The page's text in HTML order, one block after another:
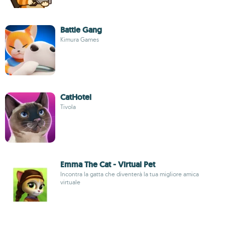
Battle Gang
Kimura Games
CatHotel
Tivola
Emma The Cat - Virtual Pet
Incontra la gatta che diventerà la tua migliore amica
virtuale